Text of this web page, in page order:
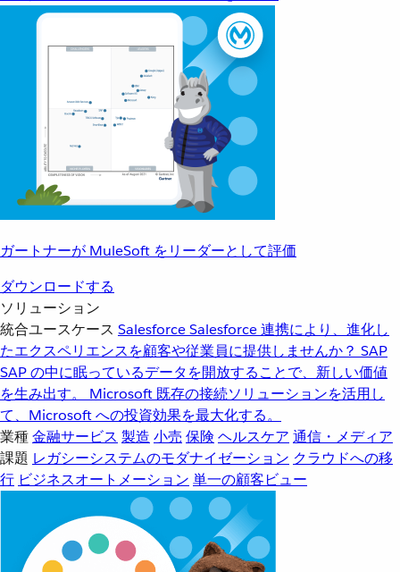
ガートナーが MuleSoft をリーダーとして評価
ダウンロードする
ソリューション
統合ユースケース SalesforceSalesforce 連携により、進化し
たエクスペリエンスを顧客や従業員に提供しませんか？ SAP
SAP の中に眠っているデータを開放することで、新しい価値
を生み出す。
Microsoft 既存の接続ソリューションを活用し
て、Microsoft への投資効果を最大化する。
業種金融サービス 製造 小売 保険 ヘルスケア 通信・メディア
課題 レガシーシステムのモダナイゼーション クラウドへの移
行 ビジネスオートメーション 単一の顧客ビュー